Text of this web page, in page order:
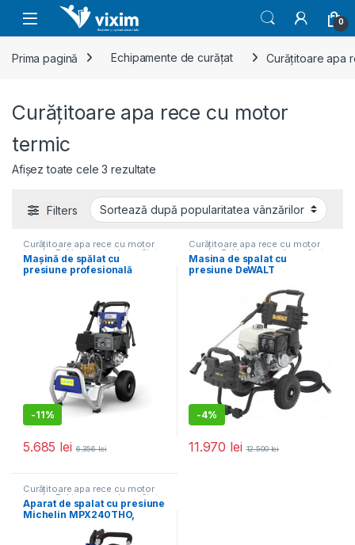
Skip to navigation
Skip to content
0
Prima pagină Echipamente de curățat Curățitoare apa
Curățitoare apa rece cu motor
termic
Afișez toate cele 3 rezultateSortat după popularitate
Filters
Curățitoare apa rece cu motor
termic ,Echipamente de curățat
Mașină de spălat cu
presiune profesională
-11%
5.685 lei 6.356lei
Curățitoare apa rece cu motor
termic Echipamente de curățat
Masina de spalat cu
presiune DeWALT
11.7CP 250bar 900l/h
-4%
11.970 lei 12.500lei
Curățitoare apa rece cu motor
termic ,Echipamente de curățat
Aparat de spalat cu presiune
Michelin MPX240THO,
motor Honda, 240 bar, 690l,